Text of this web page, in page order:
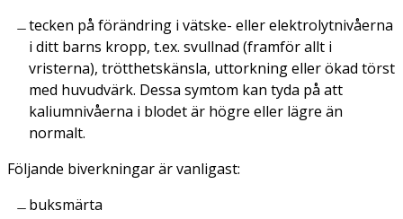
tecken på förändring i vätske- eller elektrolytnivåerna
i ditt barns kropp, t.ex. svullnad (framför allt i
vristerna), trötthetskänsla, uttorkning eller ökad törst
med huvudvärk. Dessa symtom kan tyda på att
kaliumnivåerna i blodet är högre eller lägre än
normalt.
Följande biverkningar är vanligast:
buksmärta